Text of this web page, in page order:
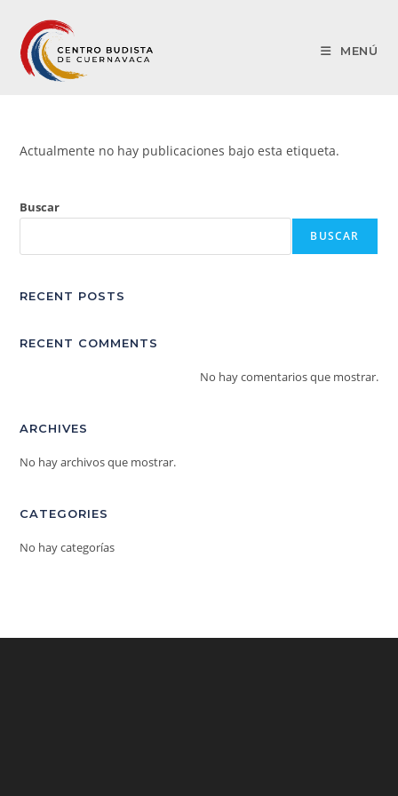
MENÚ
Actualmente no hay publicaciones bajo esta etiqueta.
Buscar
BUSCAR
RECENT POSTS
RECENT COMMENTS
No hay comentarios que mostrar.
ARCHIVES
No hay archivos que mostrar.
CATEGORIES
No hay categorías